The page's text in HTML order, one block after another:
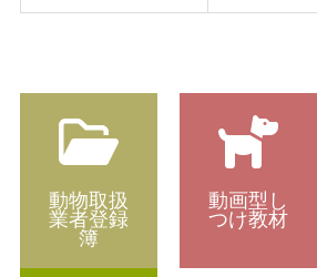
動物取扱
業者登録
簿
動画型し
つけ教材